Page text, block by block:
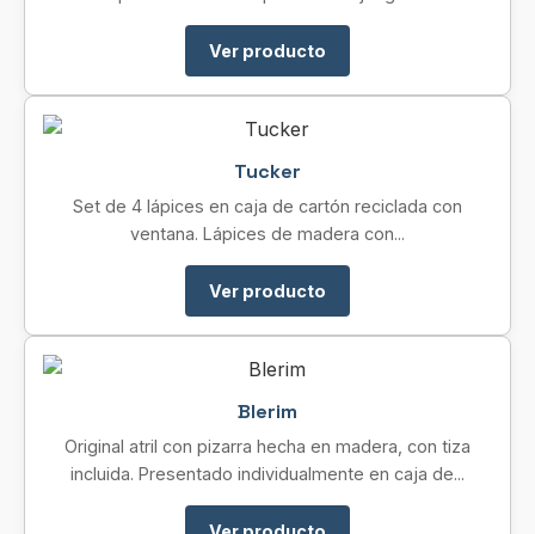
Ver producto
Tucker
Set de 4 lápices en caja de cartón reciclada con
ventana. Lápices de madera con...
Ver producto
Blerim
Original atril con pizarra hecha en madera, con tiza
incluida. Presentado individualmente en caja de...